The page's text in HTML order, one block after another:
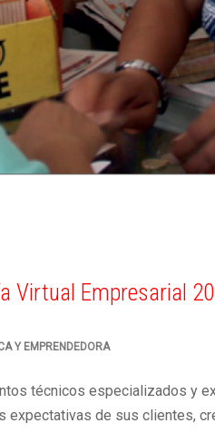
Virtual Empresarial
Y EMPRENDEDORA
técnicos especializados y
de sus clientes,